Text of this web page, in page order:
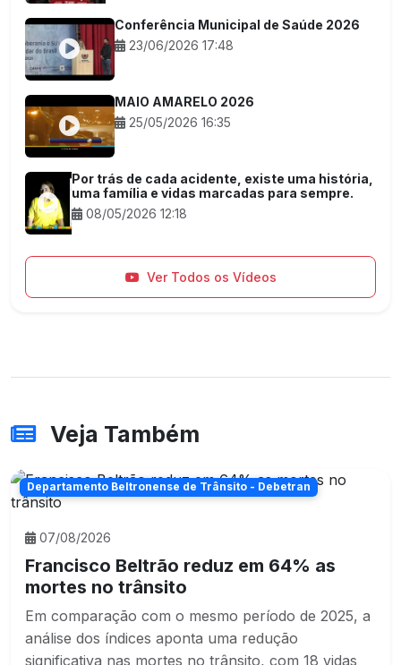
Conferência Municipal de Saúde 2026
23/06/2026 17:48
MAIO AMARELO 2026
25/05/2026 16:35
Por trás de cada acidente, existe uma história,
uma família e vidas marcadas para sempre.
08/05/2026 12:18
Ver Todos os Vídeos
Veja Também
Departamento Beltronense de Trânsito - Debetran
07/08/2026
Francisco Beltrão reduz em 64% as
mortes no trânsito
Em comparação com o mesmo período de 2025, a
análise dos índices aponta uma redução
significativa nas mortes no trânsito, com 18 vidas